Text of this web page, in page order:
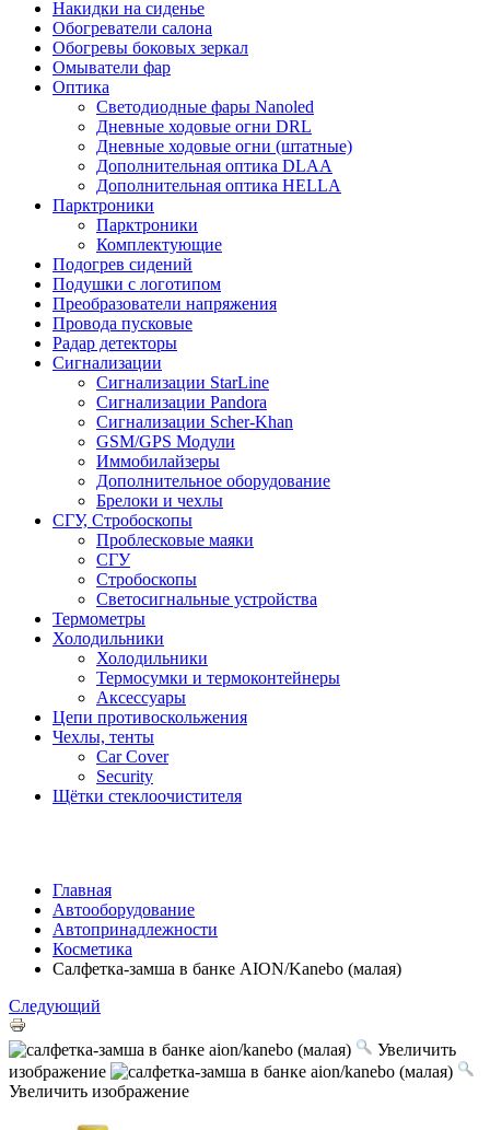
Накидки на сиденье
Обогреватели салона
Обогревы боковых зеркал
Омыватели фар
Оптика
Светодиодные фары Nanoled
Дневные ходовые огни DRL
Дневные ходовые огни (штатные)
Дополнительная оптика DLAA
Дополнительная оптика HELLA
Парктроники
Парктроники
Комплектующие
Подогрев сидений
Подушки с логотипом
Преобразователи напряжения
Провода пусковые
Радар детекторы
Сигнализации
Сигнализации StarLine
Сигнализации Pandora
Сигнализации Scher-Khan
GSM/GPS Модули
Иммобилайзеры
Дополнительное оборудование
Брелоки и чехлы
СГУ, Стробоскопы
Проблесковые маяки
СГУ
Стробоскопы
Светосигнальные устройства
Термометры
Холодильники
Холодильники
Термосумки и термоконтейнеры
Аксессуары
Цепи противоскольжения
Чехлы, тенты
Car Cover
Security
Щётки стеклоочистителя
Главная
Автооборудование
Автопринадлежности
Косметика
Салфетка-замша в банке AION/Kanebo (малая)
Следующий
Увеличить
изображение
Увеличить изображение